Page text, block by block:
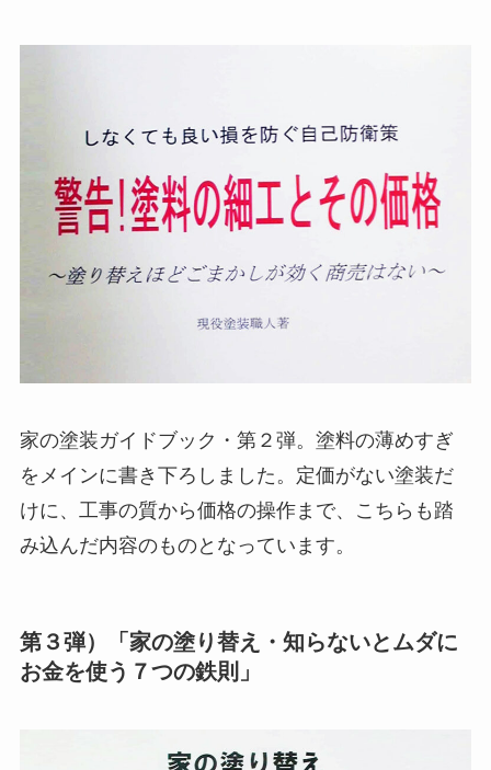
家の塗装ガイドブック・第２弾。塗料の薄めすぎ
をメインに書き下ろしました。定価がない塗装だ
けに、工事の質から価格の操作まで、こちらも踏
み込んだ内容のものとなっています。
第３弾）「家の塗り替え・知らないとムダに
お金を使う７つの鉄則」